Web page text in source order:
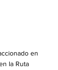
en
la Ruta